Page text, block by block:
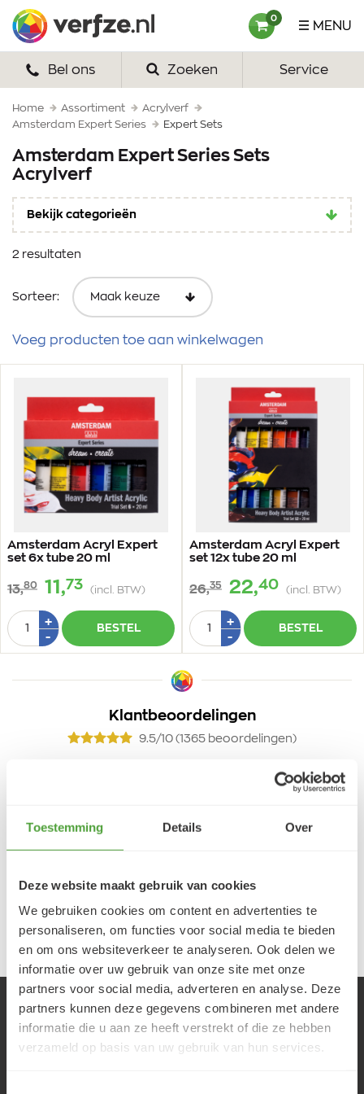
Toestemming Details Over
Deze website maakt gebruik van cookies
We gebruiken cookies om content en advertenties te
personaliseren, om functies voor social media te bieden
en om ons websiteverkeer te analyseren. Ook delen we
informatie over uw gebruik van onze site met onze
partners voor social media, adverteren en analyse. Deze
partners kunnen deze gegevens combineren met andere
informatie die u aan ze heeft verstrekt of die ze hebben
verzameld op basis van uw gebruik van hun services.
naar
content
MENU
0
HOME
VERF
VERFSETS
TEKENEN
VERFSPULLEN
INSPIRATIE
ZAKELIJK
OVER ONS
Bel ons Zoeken Service
Home Assortiment
Acrylverf
Amsterdam Expert Series
Expert Sets
Amsterdam Expert Series Sets
Acrylverf
Bekijk categorieën
2 resultaten
Sorteer:
Voeg producten toe aan winkelwagen
Amsterdam Acryl Expert
set 6x tube 20 ml
13,80 11,73 (incl. BTW)
Aantal
+Plus
-Min
1
BESTEL
Amsterdam Acryl Expert
set 12x tube 20 ml
26,35 22,40 (incl. BTW)
Aantal
+Plus
-Min
1
BESTEL
Klantbeoordelingen
9.5/10 (1365 beoordelingen)
j'ai trouvé très contente du résultat
LEES MEER
Klantenservice
Veelgestelde vragen
Bestellen